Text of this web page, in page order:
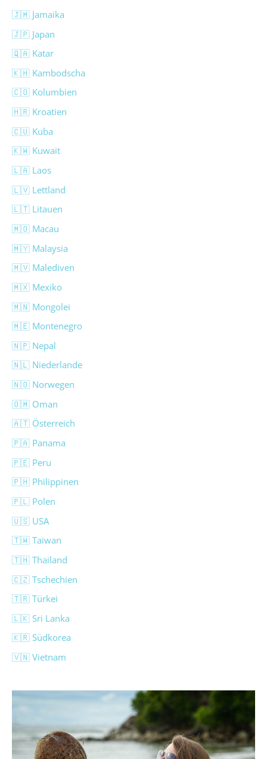
🇯🇲 Jamaika
🇯🇵 Japan
🇶🇦 Katar
🇰🇭 Kambodscha
🇨🇴 Kolumbien
🇭🇷 Kroatien
🇨🇺 Kuba
🇰🇼 Kuwait
🇱🇦 Laos
🇱🇻 Lettland
🇱🇹 Litauen
🇲🇴 Macau
🇲🇾 Malaysia
🇲🇻 Malediven
🇲🇽 Mexiko
🇲🇳 Mongolei
🇲🇪 Montenegro
🇳🇵 Nepal
🇳🇱 Niederlande
🇳🇴 Norwegen
🇴🇲 Oman
🇦🇹 Österreich
🇵🇦 Panama
🇵🇪 Peru
🇵🇭 Philippinen
🇵🇱 Polen
🇺🇸 USA
🇹🇼 Taiwan
🇹🇭 Thailand
🇨🇿 Tschechien
🇹🇷 Türkei
🇱🇰 Sri Lanka
🇰🇷 Südkorea
🇻🇳 Vietnam